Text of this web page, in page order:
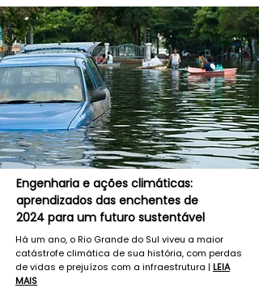
Engenharia e ações climáticas:
aprendizados das enchentes de
2024 para um futuro sustentável
Há um ano, o Rio Grande do Sul viveu a maior
catástrofe climática de sua história, com perdas
de vidas e prejuízos com a infraestrutura | LEIA
MAIS